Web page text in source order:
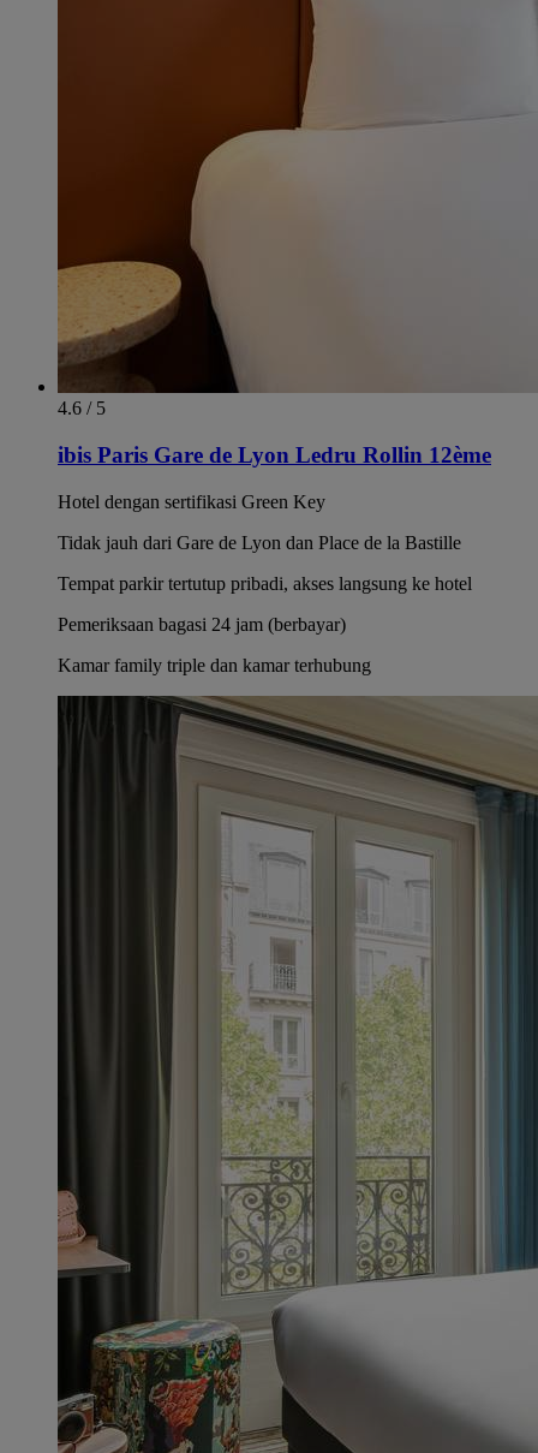
4.6 / 5
ibis Paris Gare de Lyon Ledru Rollin 12ème
Hotel dengan sertifikasi Green Key
Tidak jauh dari Gare de Lyon dan Place de la Bastille
Tempat parkir tertutup pribadi, akses langsung ke hotel
Pemeriksaan bagasi 24 jam (berbayar)
Kamar family triple dan kamar terhubung